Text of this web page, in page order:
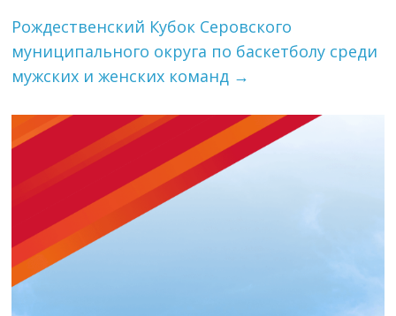
Рождественский Кубок Серовского
муниципального округа по баскетболу среди
мужских и женских команд →